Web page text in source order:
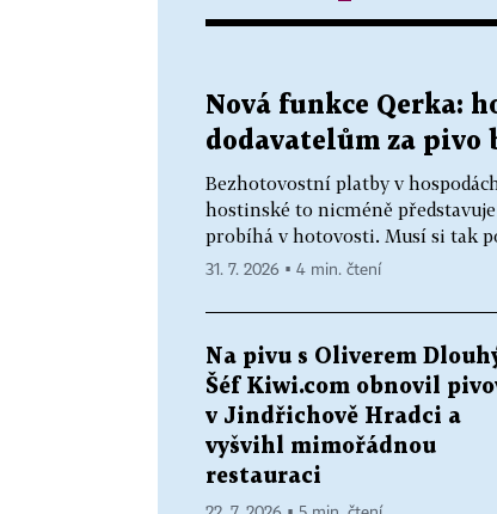
Nová funkce Qerka:
dodavatelům za pivo
Bezhotovostní platby v
hostinské to nicméně
probíhá v hotovosti. Musí si tak
31. 7. 2026 ▪ 4 min. čtení
Na pivu s Oliverem
Šéf Kiwi.com obnovil
v Jindřichově Hradci a
vyšvihl mimořádnou
restauraci